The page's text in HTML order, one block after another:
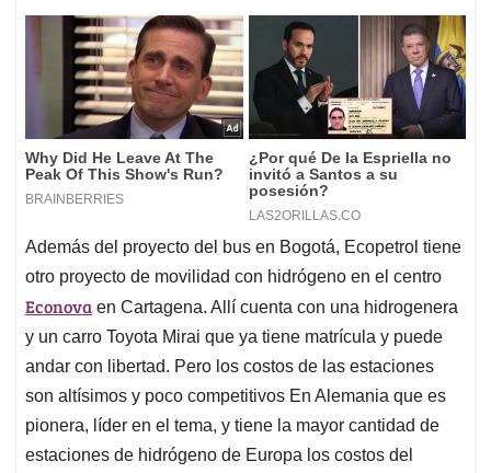
Además del proyecto del bus en Bogotá, Ecopetrol tiene
otro proyecto de movilidad con hidrógeno en el centro
Econova en Cartagena. Allí cuenta con una hidrogenera
y un carro Toyota Mirai que ya tiene matrícula y puede
andar con libertad. Pero los costos de las estaciones
son altísimos y poco competitivos En Alemania que es
pionera, líder en el tema, y tiene la mayor cantidad de
estaciones de hidrógeno de Europa los costos del